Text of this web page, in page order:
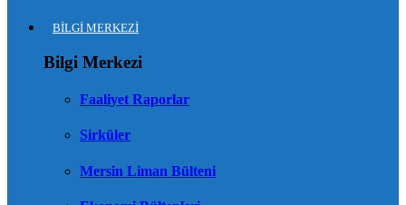
BİLGİ MERKEZİ
Bilgi Merkezi
Faaliyet Raporlar
Sirküler
Mersin Liman Bülteni